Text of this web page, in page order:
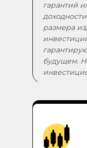
гарантий
размера
будущем.